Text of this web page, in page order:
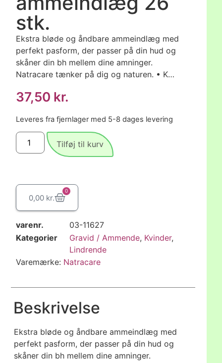
stk.
Ekstra bløde og åndbare ammeindlæg med
perfekt pasform, der passer på din hud og
skåner din bh mellem dine amninger.
Natracare tænker på dig og naturen. • K…
37,50 kr.
Leveres fra fjernlager med 5-8 dages levering
Tilføj til kurv
0,00 kr.
0
varenr.
03-11627
Kategorier
Gravid / Ammende, Kvinder,
Lindrende
Varemærke: Natracare
Beskrivelse
Ekstra bløde og åndbare ammeindlæg med
perfekt pasform, der passer på din hud og
skåner din bh mellem dine amninger.